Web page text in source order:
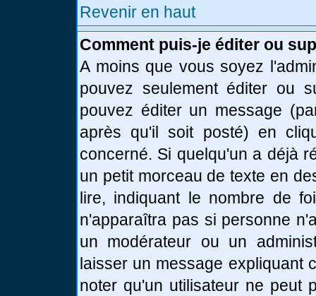
Revenir en haut
Comment puis-je éditer ou
A moins que vous soyez
pouvez seulement éditer ou
pouvez éditer un message
après qu'il soit posté) en
concerné. Si quelqu'un a déjà
un petit morceau de texte en
lire, indiquant le nombre de
n'apparaîtra pas si personne
un modérateur ou un
laisser un message expliquant
noter qu'un utilisateur ne peut